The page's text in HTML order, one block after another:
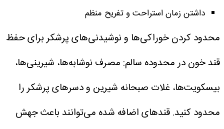
داشتن زمان استراحت و تفریح منظم
محدود کردن خوراکی‌ها و نوشیدنی‌های پرشکربرای حفظ
قند خون در محدوده سالم: مصرف نوشابه‌ها، شیرینی‌ها،
بیسکویت‌ها، غلات صبحانه شیرین و دسرهای پرشکر را
محدود کنید.قندهای اضافه شده می‌توانند باعث جهش